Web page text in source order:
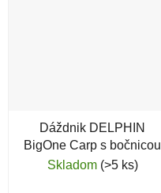
Dáždnik DELPHIN
BigOne Carp s bočnicou
Skladom (>5 ks)